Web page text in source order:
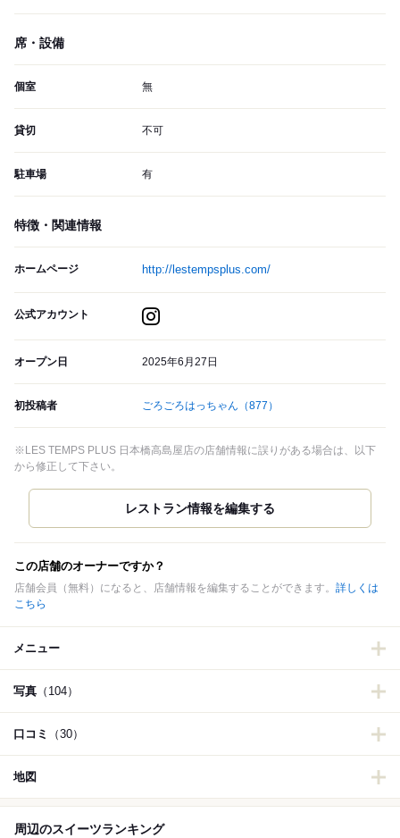
席・設備
個室 無
貸切 不可
駐車場 有
特徴・関連情報
ホームページ http://lestempsplus.com/
公式アカウント
オープン日 2025年6月27日
初投稿者 ごろごろはっちゃん （877）
※LES TEMPS PLUS 日本橋高島屋店の店舗情報に誤りがある場合は、以下
から修正して下さい。
この店舗のオーナーですか？
店舗会員（無料）になると、店舗情報を編集することができます。 詳しくは
こちら
メニュー
写真 （104）
口コミ （30）
地図
周辺のスイーツランキング